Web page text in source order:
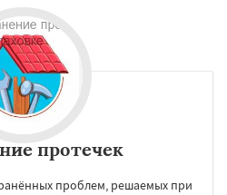
протечек
проблем, решаемых при